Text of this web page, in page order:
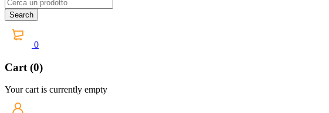
0
Cart (0)
Your cart is currently empty